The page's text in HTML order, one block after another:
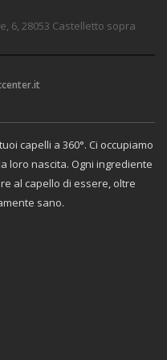
6, 28053 Castelletto sopra
capelli a 360°. Ci occupiamo
loro nascita. Ogni ingrediente
al capello di essere, oltre
sano.